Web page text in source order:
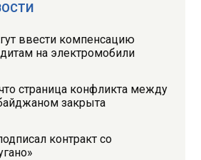
ввести компенсацию
на электромобили
страница конфликта между
закрыта
контракт со